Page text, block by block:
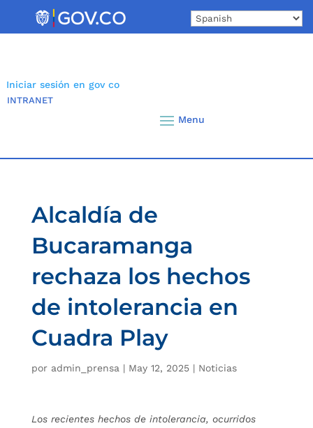
Iniciar sesión en gov co
INTRANET
Alcaldía de
Bucaramanga
rechaza los hechos
de intolerancia en
Cuadra Play
por admin_prensa | May 12, 2025| Noticias
Los recientes hechos de intolerancia, ocurridos